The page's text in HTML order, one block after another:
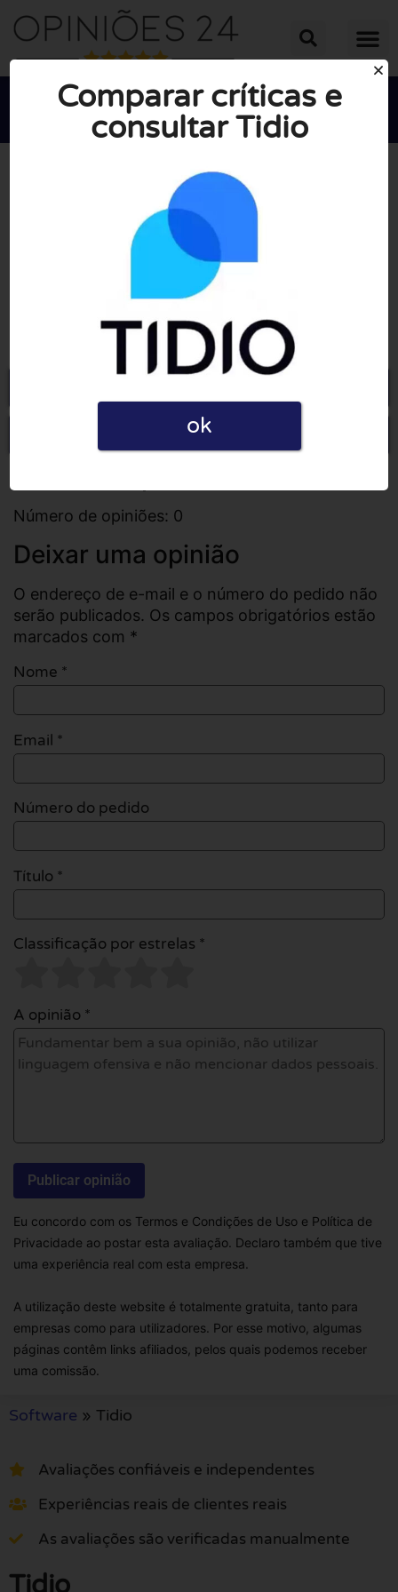

NOTA MÉDIA: 10/10
(0 Opiniões)
Escrever uma opinião
Número de opiniões: 0
Deixar uma opinião
O endereço de e-mail e o número do pedido não
serão publicados. Os campos obrigatórios estão
marcados com *
Nome *
Email *
Número do pedido
Título *
Classificação por estrelas *
A opinião *
Eu concordo com os Termos e Condições de Uso e Política de
Privacidade ao postar esta avaliação. Declaro também que tive
uma experiência real com esta empresa.
A utilização deste website é totalmente gratuita, tanto para
empresas como para utilizadores. Por esse motivo, algumas
páginas contêm links afiliados, pelos quais podemos receber
uma comissão.
Software » Tidio
Avaliações confiáveis e independentes
Experiências reais de clientes reais
As avaliações são verificadas manualmente
Tidio
Comparar críticas e
consultar Tidio
ok